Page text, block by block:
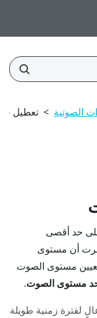
الصوتية > تعطيل
حد أقصى
أن مستوى
مستوى الصوت
مستوى الصوت.
لفترة زمنية طويلة